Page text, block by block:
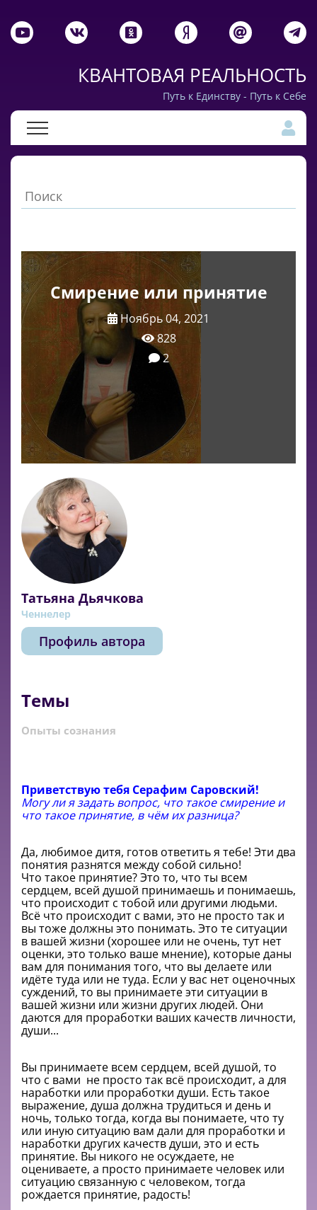
КВАНТОВАЯ РЕАЛЬНОСТЬ
Путь к Единству - Путь к Себе
Смирение или принятие
Ноябрь 04, 2021
828
2
Татьяна Дьячкова
Ченнелер
Профиль автора
Темы
Опыты сознания
Приветствую тебя Серафим Саровский!
Могу ли я задать вопрос, что такое смирение и
что такое принятие, в чём их разница?
Да, любимое дитя, готов ответить я тебе! Эти два
понятия разнятся между собой сильно!
Что такое принятие? Это то, что ты всем
сердцем, всей душой принимаешь и понимаешь,
что происходит с тобой или другими людьми.
Всё что происходит с вами, это не просто так и
вы тоже должны это понимать. Это те ситуации
в вашей жизни (хорошее или не очень, тут нет
оценки, это только ваше мнение), которые даны
вам для понимания того, что вы делаете или
идёте туда или не туда. Если у вас нет оценочных
суждений, то вы принимаете эти ситуации в
вашей жизни или жизни других людей. Они
даются для проработки ваших качеств личности,
души...
Вы принимаете всем сердцем, всей душой, то
что с вами не просто так всё происходит, а для
наработки или проработки души. Есть такое
выражение, душа должна трудиться и день и
ночь, только тогда, когда вы понимаете, что ту
или иную ситуацию вам дали для проработки и
наработки других качеств души, это и есть
принятие. Вы никого не осуждаете, не
оцениваете, а просто принимаете человек или
ситуацию связанную с человеком, тогда
рождается принятие, радость!